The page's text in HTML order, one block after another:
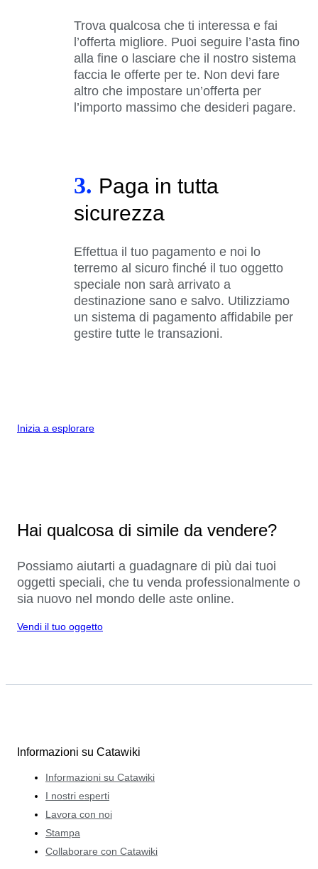
Trova qualcosa che ti interessa e fai
l’offerta migliore. Puoi seguire l’asta fino
alla fine o lasciare che il nostro sistema
faccia le offerte per te. Non devi fare
altro che impostare un’offerta per
l’importo massimo che desideri pagare.
3. Paga in tutta
sicurezza
Effettua il tuo pagamento e noi lo
terremo al sicuro finché il tuo oggetto
speciale non sarà arrivato a
destinazione sano e salvo. Utilizziamo
un sistema di pagamento affidabile per
gestire tutte le transazioni.
Inizia a esplorare
Hai qualcosa di simile da vendere?
Possiamo aiutarti a guadagnare di più dai tuoi
oggetti speciali, che tu venda professionalmente o
sia nuovo nel mondo delle aste online.
Vendi il tuo oggetto
Informazioni su Catawiki
Informazioni su Catawiki
I nostri esperti
Lavora con noi
Stampa
Collaborare con Catawiki